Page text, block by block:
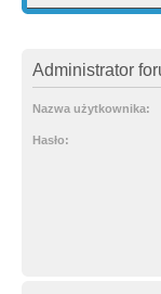
Administrator
Nazwa użytkownika:
Hasło: